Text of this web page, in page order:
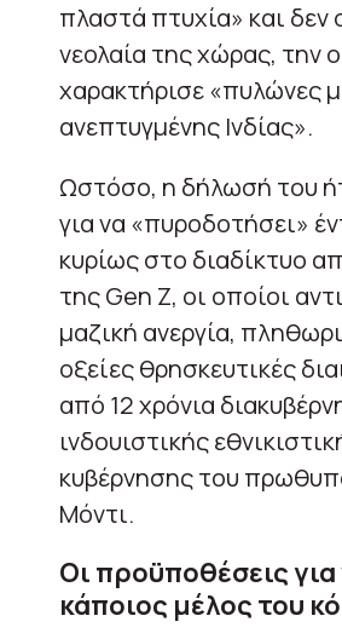
πλαστά πτυχία» και δεν
νεολαία της χώρας, την
χαρακτήρισε «πυλώνες
ανεπτυγμένης Ινδίας».
Ωστόσο, η δήλωσή του
για να «πυροδοτήσει»
κυρίως στο διαδίκτυο
της Gen Z, οι οποίοι
μαζική ανεργία,
οξείες θρησκευτικές
από 12 χρόνια
ινδουιστικής
κυβέρνησης του
Μόντι.
Οι προϋποθέσεις για
κάποιος μέλος του